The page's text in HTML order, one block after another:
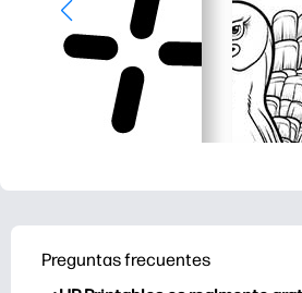
Preguntas frecuentes